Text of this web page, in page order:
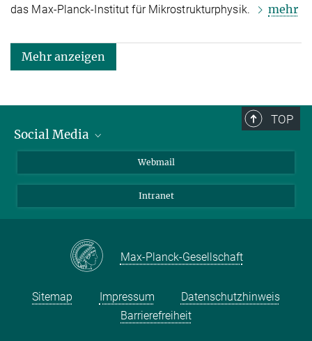
das Max-Planck-Institut für Mikrostrukturphysik.
mehr
Mehr anzeigen
TOP
Social Media
YouTube
Webmail
Intranet
Max-Planck-Gesellschaft
Sitemap Impressum
Datenschutzhinweis
Barrierefreiheit